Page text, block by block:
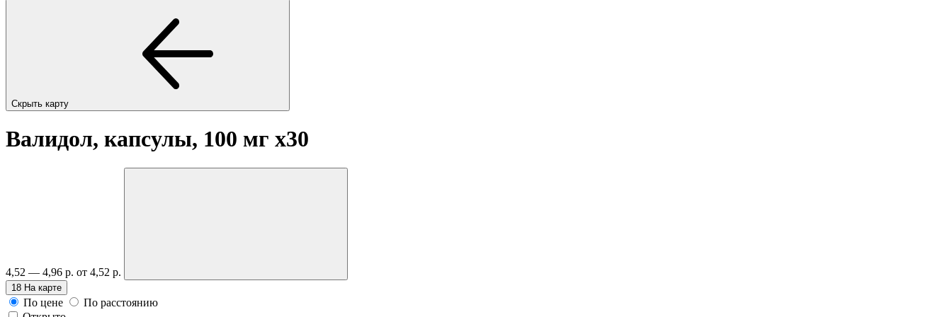
Скрыть карту
Валидол, капсулы, 100 мг x30
4,52 — 4,96 р. от 4,52 р.
18 На карте
По цене
По расстоянию